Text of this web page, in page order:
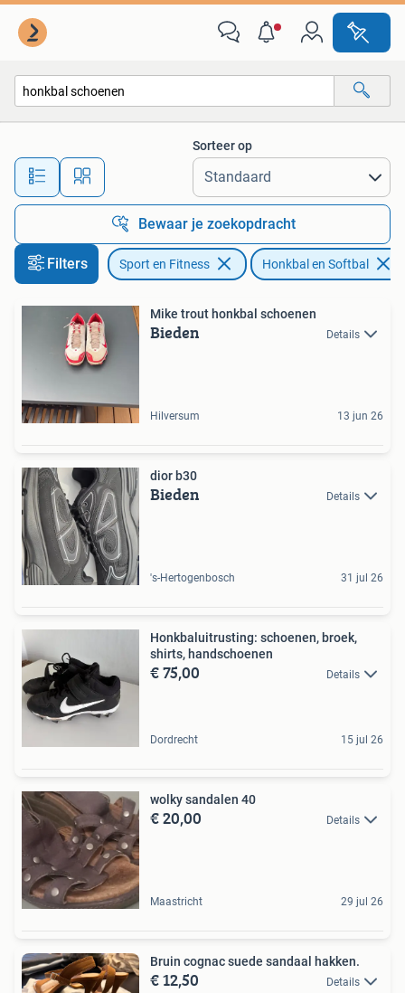
Alle afstanden…
Sorteer op
Bewaar je zoekopdracht
Filters Sport en Fitness Honkbal en Softbal
Mike trout honkbal schoenen
Bieden Details
Hilversum 13 jun 26
dior b30
Bieden Details
's-Hertogenbosch 31 jul 26
Honkbaluitrusting: schoenen, broek,
shirts, handschoenen
€ 75,00 Details
Dordrecht 15 jul 26
wolky sandalen 40
€ 20,00 Details
Maastricht 29 jul 26
Bruin cognac suede sandaal hakken.
€ 12,50 Details